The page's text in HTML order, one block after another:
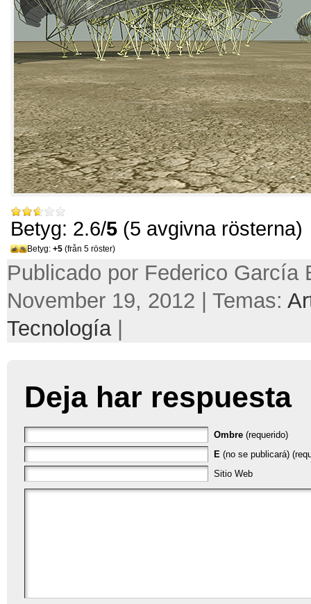
Betyg: 2.6/5 (5 avgivna rösterna)
Betyg: +5 (från 5 röster)
Publicado por Federico García
November 19, 2012 | Temas:
Tecnología|
Deja har respuesta
Ombre (requerido)
E (no se publicará)
Sitio Web